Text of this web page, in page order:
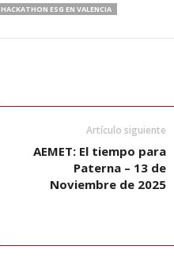
HACKATHON ESG EN VALENCIA
Artículo siguiente
AEMET: El tiempo para
Paterna – 13 de
Noviembre de 2025